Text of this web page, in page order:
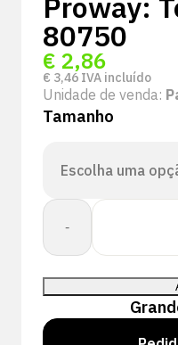
80750
€ 2,86
€ 3,46 IVA incluído
Unidade de venda:
Tamanho
-
Quantidade
Proway:
Touch
PWH-
80750